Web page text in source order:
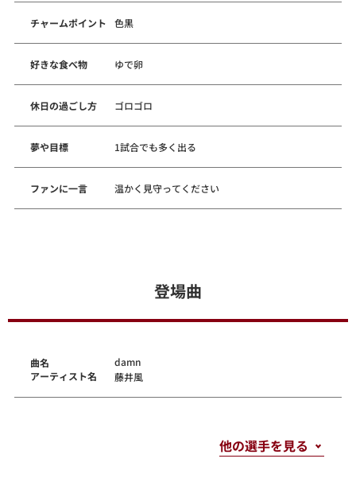
チャームポイント 色黒
好きな食べ物 ゆで卵
休日の過ごし方 ゴロゴロ
夢や目標 1試合でも多く出る
ファンに一言 温かく見守ってください
登場曲
曲名
アーティスト名
damn
藤井風